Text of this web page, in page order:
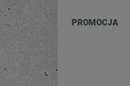
PROMOCJA